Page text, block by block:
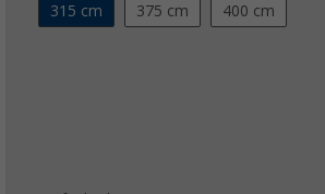
315 cm
375 cm 400 cm